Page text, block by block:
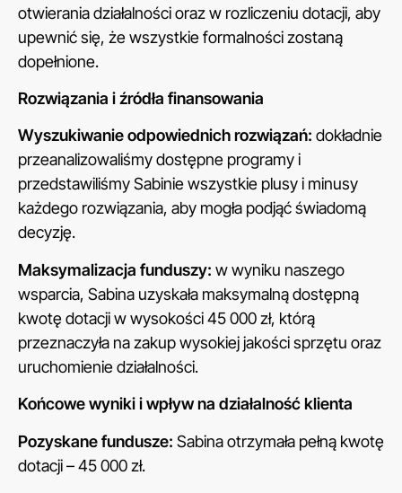
otwierania działalności oraz w rozliczeniu dotacji, aby
upewnić się, że wszystkie formalności zostaną
dopełnione.
Rozwiązania i źródła finansowania
Wyszukiwanie odpowiednich rozwiązań: dokładnie
przeanalizowaliśmy dostępne programy i
przedstawiliśmy Sabinie wszystkie plusy i minusy
każdego rozwiązania, aby mogła podjąć świadomą
decyzję.
Maksymalizacja funduszy: w wyniku naszego
wsparcia, Sabina uzyskała maksymalną dostępną
kwotę dotacji w wysokości 45 000 zł, którą
przeznaczyła na zakup wysokiej jakości sprzętu oraz
uruchomienie działalności.
Końcowe wyniki i wpływ na działalność klienta
Pozyskane fundusze: Sabina otrzymała pełną kwotę
dotacji – 45 000 zł.